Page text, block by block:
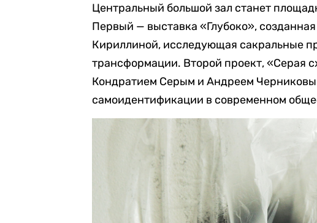
Центральный большой зал станет
Первый — выставка «Глубоко»,
Кириллиной, исследующая сакральные
трансформации. Второй проект, «Серая
Кондратием Серым и Андреем
самоидентификации в современном